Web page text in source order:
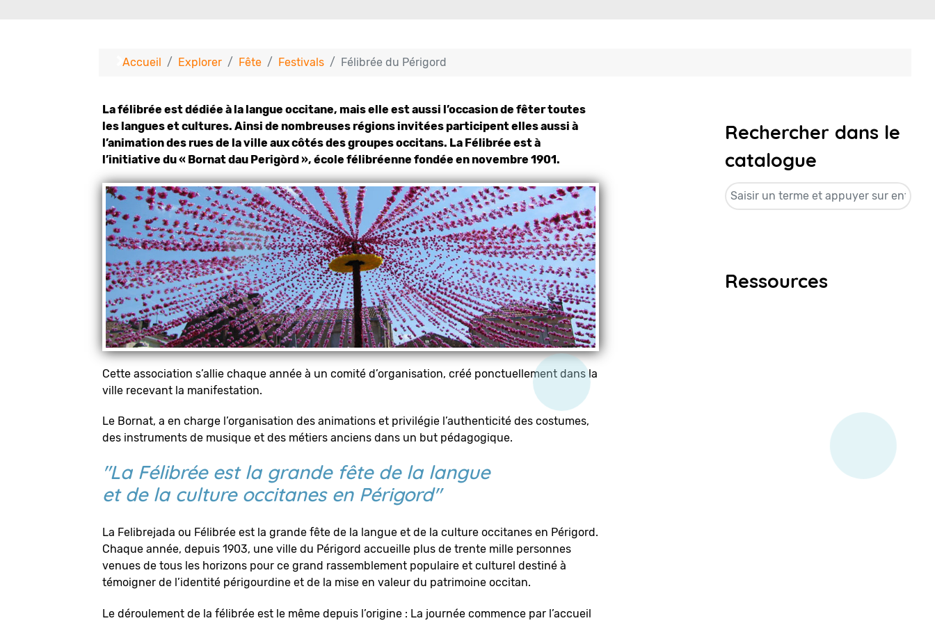
Accueil Explorer Fête Festivals Félibrée du Périgord
La félibrée est dédiée à la langue occitane, mais elle est aussi l’occasion de fêter toutes
les langues et cultures. Ainsi de nombreuses régions invitées participent elles aussi à
l’animation des rues de la ville aux côtés des groupes occitans. La Félibrée est à
l’initiative du « Bornat dau Perigòrd », école félibréenne fondée en novembre 1901.
Cette association s’allie chaque année à un comité d’organisation, créé ponctuellement dans la
ville recevant la manifestation.
Le Bornat, a en charge l’organisation des animations et privilégie l’authenticité des costumes,
des instruments de musique et des métiers anciens dans un but pédagogique.
"La Félibrée est la grande fête de la langue
et de la culture occitanes en Périgord"
La Felibrejada ou Félibrée est la grande fête de la langue et de la culture occitanes en Périgord.
Chaque année, depuis 1903, une ville du Périgord accueille plus de trente mille personnes
venues de tous les horizons pour ce grand rassemblement populaire et culturel destiné à
témoigner de l’identité périgourdine et de la mise en valeur du patrimoine occitan.
Le déroulement de la félibrée est le même depuis l’origine : La journée commence par l’accueil
Rechercher dans le
catalogue
Ressources